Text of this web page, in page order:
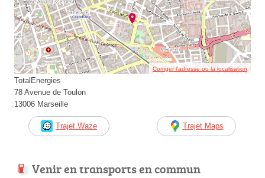
Corriger l’adresse ou la localisation
TotalEnergies
78 Avenue de Toulon
13006 Marseille
Trajet Waze Trajet Maps
Venir en transports en commun